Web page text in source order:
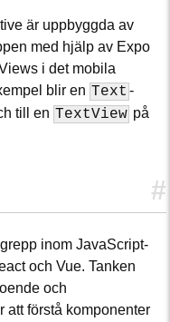
är uppbyggda av
med hjälp av Expo
i det mobila
blir en Text -
till en TextView på
#
inom JavaScript-
och Vue. Tanken
och
att förstå komponenter